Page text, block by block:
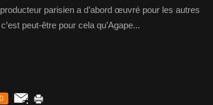
parisien a d’abord œuvré pour les autres
peut-être pour cela qu’Agape...
0